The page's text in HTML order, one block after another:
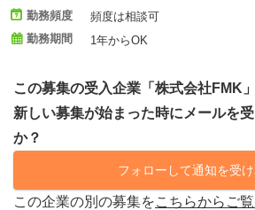
勤務頻度
頻度は相談可
勤務期間
1年からOK
この募集の受入企業「株式会社FMK
新しい募集が始まった時にメールを
か？
フォローして通知を受
この企業の別の募集をこちらからご